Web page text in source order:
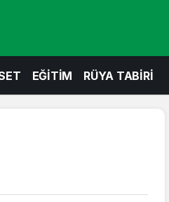
EĞİTİM RÜYA TABİRİ